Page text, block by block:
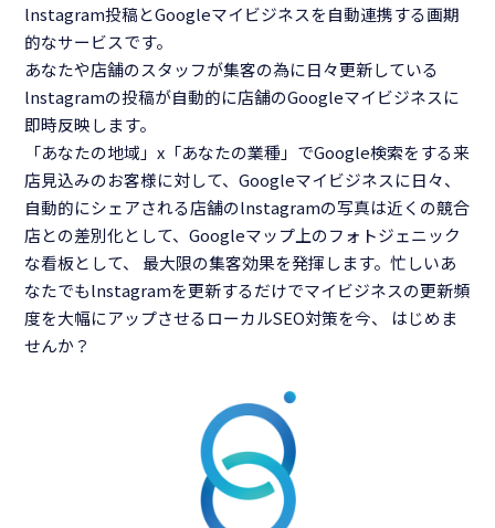
lnstagram投稿とGoogleマイビジネスを自動連携する画期
的なサービスです。
あなたや店舗のスタッフが集客の為に日々更新している
lnstagramの投稿が自動的に店舗のGoogleマイビジネスに
即時反映します。
「あなたの地域」x「あなたの業種」でGoogle検索をする来
店見込みのお客様に対して、Googleマイビジネスに日々、
自動的にシェアされる店舗のlnstagramの写真は近くの競合
店との差別化として、Googleマップ上のフォトジェニック
な看板として、 最大限の集客効果を発揮します。忙しいあ
なたでもlnstagramを更新するだけでマイビジネスの更新頻
度を大幅にアップさせるローカルSEO対策を今、 はじめま
せんか？